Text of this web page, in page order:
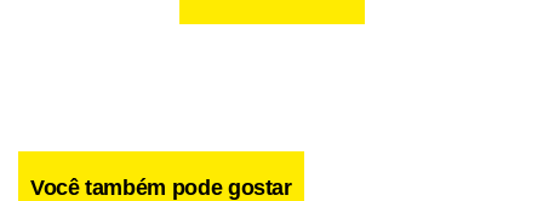
Você também pode gostar